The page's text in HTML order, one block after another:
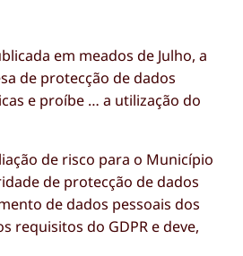
em meados de Julho, a
de protecção de dados
e proíbe … a utilização do
de risco para o Município
de protecção de dados
de dados pessoais dos
requisitos do GDPR e deve,